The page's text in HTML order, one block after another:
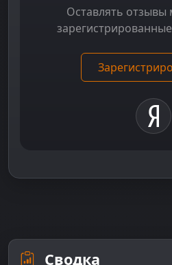
Оставлять отзывы
Сводка